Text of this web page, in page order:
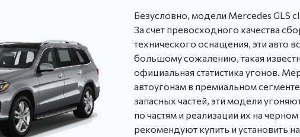
Безусловно, модели Mercedes GLS
За счет превосходного качества
технического оснащения, эти авто
большому сожалению, такая
официальная статистика угонов.
автоугонам в премиальном
запасных частей, эти модели
по частям и реализации их на
рекомендуют купить и установить